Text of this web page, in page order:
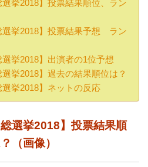
挙2018】投票結果順位、ラン
選挙2018】投票結果予想 ラン
挙2018】出演者の1位予想
挙2018】過去の結果順位は？
挙2018】ネットの反応
選挙2018】投票結果順
（画像）